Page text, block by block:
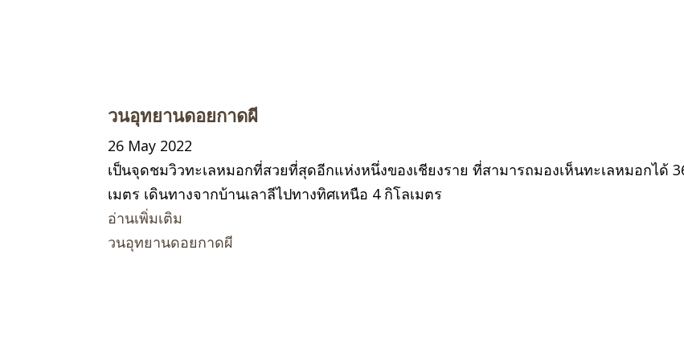
วนอุทยานดอยกาดผี
26 May 2022
เป็นจุดชมวิวทะเลหมอกที่สวยที่สุดอีกแห่งหนึ่งของเชียงราย ที่สามารถมองเห็นทะเลหมอกได้
เมตร เดินทางจากบ้านเลาลีไปทางทิศเหนือ 4 กิโลเมตร
อ่านเพิ่มเติม
วนอุทยานดอยกาดผี